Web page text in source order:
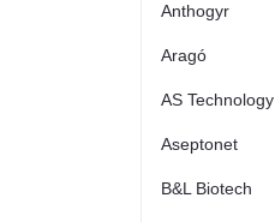
Anthogyr
Aragó
AS Technology
Aseptonet
B&L Biotech